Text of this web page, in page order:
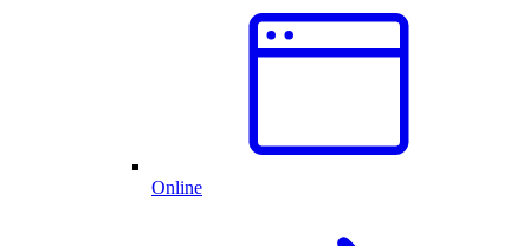
Online